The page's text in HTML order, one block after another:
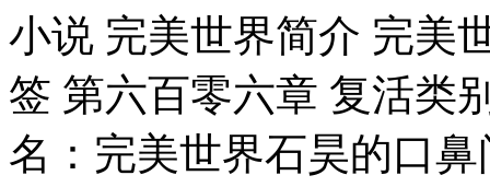
小说 完美世界简介 完美
签 第六百零六章 复活类
名：完美世界石昊的口